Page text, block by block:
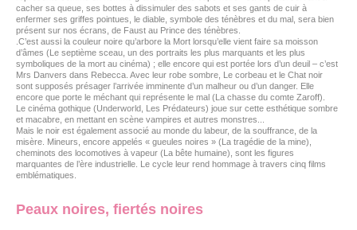
cacher sa queue, ses bottes à dissimuler des sabots et ses gants de cuir à
enfermer ses griffes pointues, le diable, symbole des ténèbres et du mal, sera bien
présent sur nos écrans, de Faust au Prince des ténèbres.
.C’est aussi la couleur noire qu’arbore la Mort lorsqu’elle vient faire sa moisson
d’âmes (Le septième sceau, un des portraits les plus marquants et les plus
symboliques de la mort au cinéma) ; elle encore qui est portée lors d’un deuil – c’est
Mrs Danvers dans Rebecca. Avec leur robe sombre, Le corbeau et le Chat noir
sont supposés présager l’arrivée imminente d’un malheur ou d’un danger. Elle
encore que porte le méchant qui représente le mal (La chasse du comte Zaroff).
Le cinéma gothique (Underworld, Les Prédateurs) joue sur cette esthétique sombre
et macabre, en mettant en scène vampires et autres monstres...
Mais le noir est également associé au monde du labeur, de la souffrance, de la
misère. Mineurs, encore appelés « gueules noires » (La tragédie de la mine),
cheminots des locomotives à vapeur (La bête humaine), sont les figures
marquantes de l’ère industrielle. Le cycle leur rend hommage à travers cinq films
emblématiques.
Peaux noires, fiertés noires